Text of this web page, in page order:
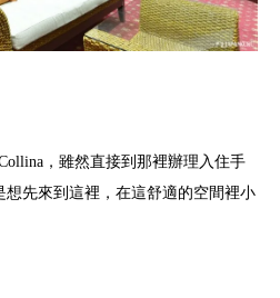
，雖然直接到那裡辦理入住手
先來到這裡，在這舒適的空間裡小